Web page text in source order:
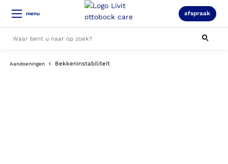
menu afspraak
Alle resultaten
Aandoeningen Bekkeninstabiliteit